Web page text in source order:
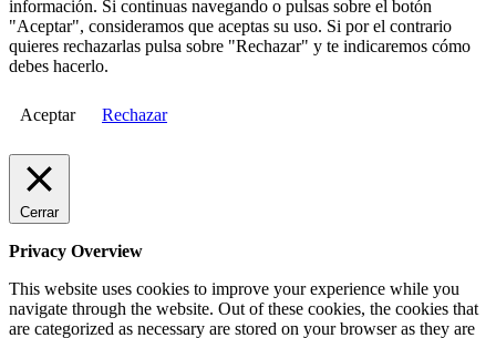
información. Si continuas navegando o pulsas sobre el botón
"Aceptar", consideramos que aceptas su uso. Si por el contrario
quieres rechazarlas pulsa sobre "Rechazar" y te indicaremos cómo
debes hacerlo.
Aceptar Rechazar
Cerrar
Privacy Overview
This website uses cookies to improve your experience while you
navigate through the website. Out of these cookies, the cookies that
are categorized as necessary are stored on your browser as they are